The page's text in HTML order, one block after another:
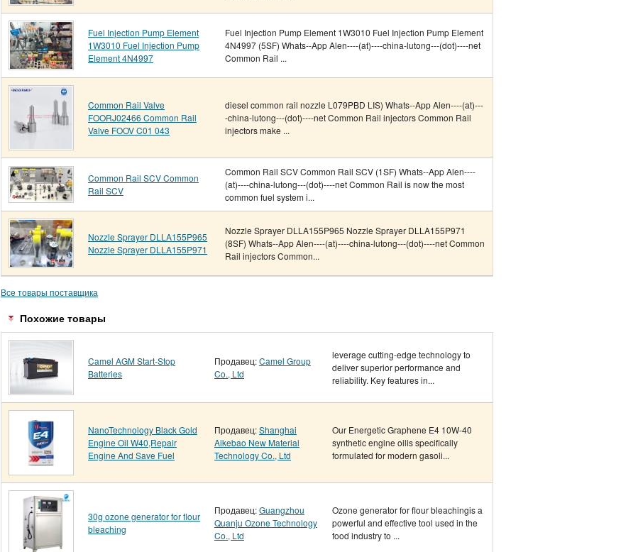
Fuel Injection Pump Element
1W3010 Fuel Injection Pump
Element 4N4997
Fuel Injection Pump Element 1W3010 Fuel Injection Pump Element
4N4997 (5SF) Whats--App Alen----(at)----china-lutong---(dot)----net
Common Rail ...
Common Rail Valve
FOORJ02466 Common Rail
Valve FOOV C01 043
diesel common rail nozzle L079PBD LIS) Whats--App Alen----(at)---
-china-lutong---(dot)----net Common Rail injectors Common Rail
injectors make ...
Common Rail SCV Common
Rail SCV
Common Rail SCV Common Rail SCV (1SF) Whats--App Alen----
(at)----china-lutong---(dot)----net Common Rail is now the most
common fuel system i...
Nozzle Sprayer DLLA155P965
Nozzle Sprayer DLLA155P971
Nozzle Sprayer DLLA155P965 Nozzle Sprayer DLLA155P971
(8SF) Whats--App Alen----(at)----china-lutong---(dot)----net Common
Rail injectors Common...
Все товары поставщика
Похожие товары
Camel AGM Start-Stop
Batteries
Продавец:Camel Group
Co., Ltd
leverage cutting-edge technology to
deliver superior performance and
reliability. Key features in...
NanoTechnology Black Gold
Engine Oil W40,Repair
Engine And Save Fuel
Продавец:Shanghai
Aikebao New Material
Technology Co., Ltd
Our Energetic Graphene E4 10W-40
synthetic engine oilis specifically
formulated for modern gasoli...
30g ozone generator for flour
bleaching
Продавец:Guangzhou
Quanju Ozone Technology
Co., Ltd
Ozone generator for flour bleachingis a
powerful and effective tool used in the
food industry to ...